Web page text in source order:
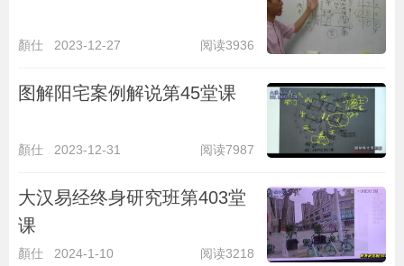
顏仕 2023-12-27 阅读3936
图解阳宅案例解说第45堂课
顏仕 2023-12-31 阅读7987
大汉易经终身研究班第403堂
课
顏仕 2024-1-10 阅读3218